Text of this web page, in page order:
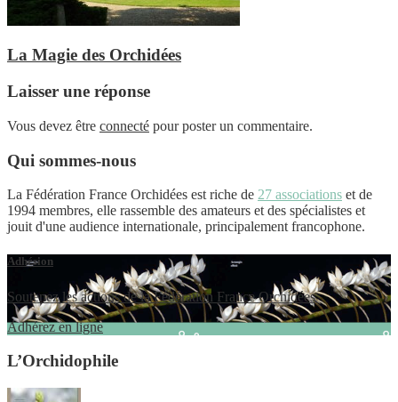
La Magie des Orchidées
Laisser une réponse
Vous devez être connecté pour poster un commentaire.
Qui sommes-nous
La Fédération France Orchidées est riche de 27 associations et de
1994 membres, elle rassemble des amateurs et des spécialistes et
jouit d'une audience internationale, principalement francophone.
Adhésion
Soutenez les actions de la Fédération France Orchidées
Adhérez en ligne
L’Orchidophile